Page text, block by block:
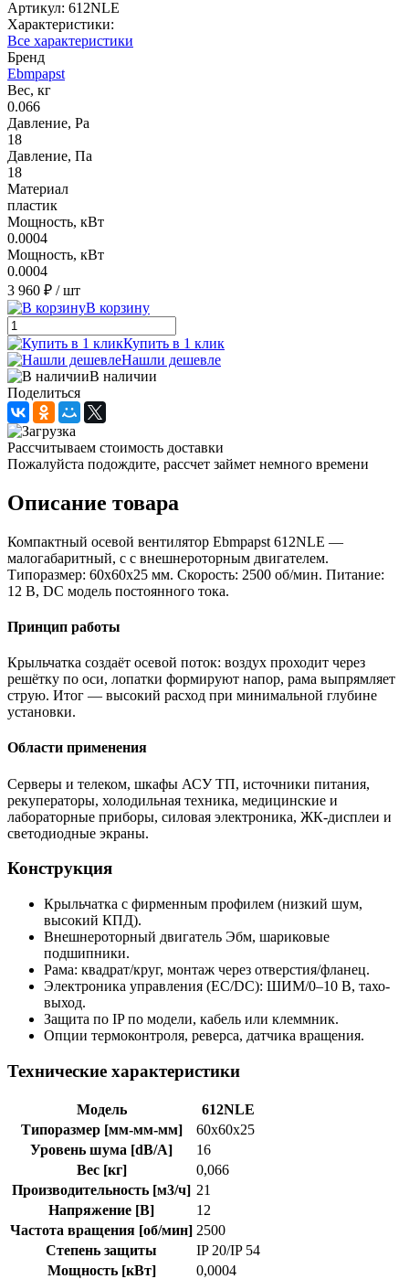
Артикул: 612NLE
Характеристики:
Все характеристики
Бренд
Ebmpapst
Вес, кг
0.066
Давление, Pa
18
Давление, Па
18
Материал
пластик
Мощность, кВт
0.0004
Мощность, кВт
0.0004
3 960 ₽ / шт
В корзину
Купить в 1 клик
Нашли дешевле
В наличии
Поделиться
Рассчитываем стоимость доставки
Пожалуйста подождите, рассчет займет немного времени
Описание товара
Компактный осевой вентилятор Ebmpapst 612NLE —
малогабаритный, с с внешнероторным двигателем.
Типоразмер: 60x60x25 мм. Скорость: 2500 об/мин. Питание:
12 В, DC модель постоянного тока.
Принцип работы
Крыльчатка создаёт осевой поток: воздух проходит через
решётку по оси, лопатки формируют напор, рама выпрямляет
струю. Итог — высокий расход при минимальной глубине
установки.
Области применения
Серверы и телеком, шкафы АСУ ТП, источники питания,
рекуператоры, холодильная техника, медицинские и
лабораторные приборы, силовая электроника, ЖК-дисплеи и
светодиодные экраны.
Конструкция
Крыльчатка с фирменным профилем (низкий шум,
высокий КПД).
Внешнероторный двигатель Эбм, шариковые
подшипники.
Рама: квадрат/круг, монтаж через отверстия/фланец.
Электроника управления (EC/DC): ШИМ/0–10 В, тахо-
выход.
Защита по IP по модели, кабель или клеммник.
Опции термоконтроля, реверса, датчика вращения.
Технические характеристики
Модель
612NLE
Типоразмер [мм-мм-мм]
60x60x25
Уровень шума [dB/A]
16
Вес [кг]
0,066
Производительность [м3/ч] 21
Напряжение [В]
12
Частота вращения [об/мин] 2500
Степень защиты
IP 20/IP 54
Мощность [кВт]
0,0004